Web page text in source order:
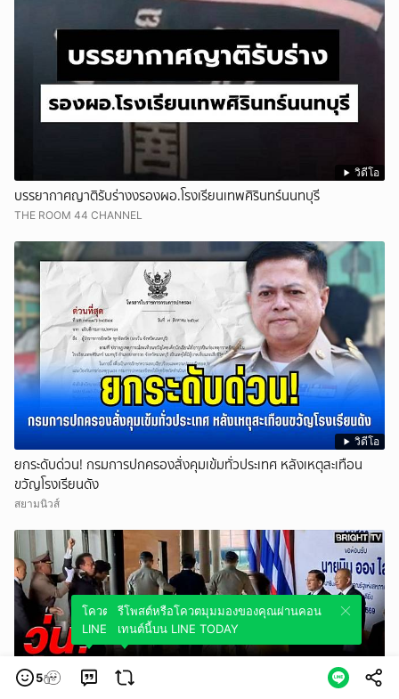
วิดีโอ
บรรยากาศญาติรับร่างงรองผอ.โรงเรียนเทพศิรินทร์นนทบุรี
THE ROOM 44 CHANNEL
วิดีโอ
ยกระดับด่วน! กรมการปกครองสั่งคุมเข้มทั่วประเทศ หลังเหตุสะเทือน
ขวัญโรงเรียนดัง
สยามนิวส์
5
โควตมุมมองของคุณผ่านคอนเทนต์นี้บน
LINE TODAY
รีโพสต์หรือโควตมุมมองของคุณผ่านคอน
เทนต์นี้บน LINE TODAY